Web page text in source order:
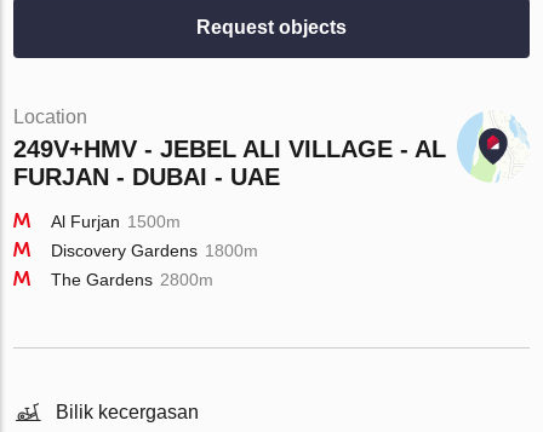
Request objects
Location
249V+HMV - JEBEL ALI VILLAGE - AL
FURJAN - DUBAI - UAE
Al Furjan 1500m
Discovery Gardens 1800m
The Gardens 2800m
Bilik kecergasan